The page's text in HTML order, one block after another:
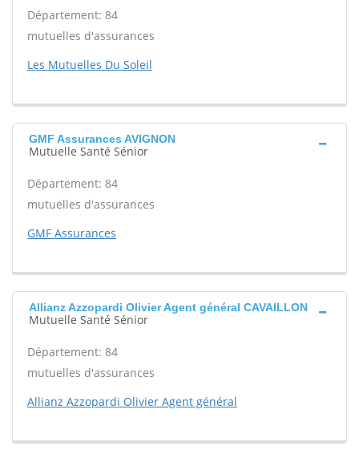
Département: 84
mutuelles d'assurances
Les Mutuelles Du Soleil
GMF Assurances AVIGNON
Mutuelle Santé Sénior
Département: 84
mutuelles d'assurances
GMF Assurances
Allianz Azzopardi Olivier Agent général CAVAILLON
Mutuelle Santé Sénior
Département: 84
mutuelles d'assurances
Allianz Azzopardi Olivier Agent général